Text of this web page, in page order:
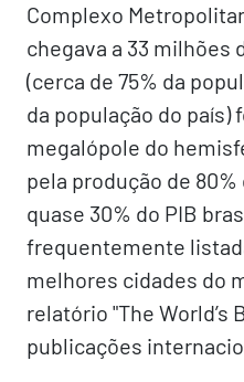
Complexo
chegava a 33 milhões
(cerca de 75% da
da população do país)
megalópole do
pela produção de
quase 30% do PIB
frequentemente
melhores cidades do
relatório "The World’s
publicações